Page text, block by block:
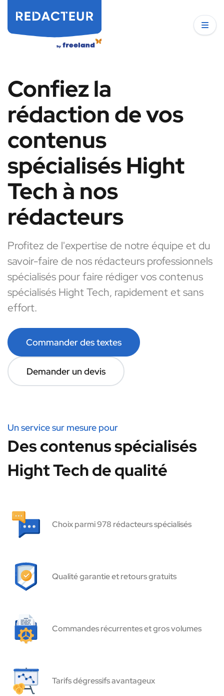
Confiez la
rédaction de vos
contenus
spécialisés Hight
Tech à nos
rédacteurs
Profitez de l'expertise de notre équipe et du
savoir-faire de nos rédacteurs professionnels
spécialisés pour faire rédiger vos contenus
spécialisés Hight Tech, rapidement et sans
effort.
Commander des textes
Demander un devis
Un service sur mesure pour
Des contenus spécialisés
Hight Tech de qualité
Choix parmi 978 rédacteurs spécialisés
Qualité garantie et retours gratuits
Commandes récurrentes et gros volumes
Tarifs dégressifs avantageux